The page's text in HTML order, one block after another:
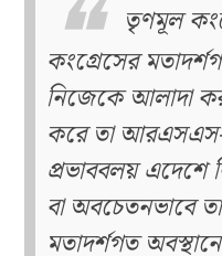
তৃণমূল
কংগ্রেসের
নিজেকে আলাদা
করে তা আরএসএস-
প্রভাববলয় এদেশে
বা অবচেতনভাবে
মতাদর্শগত